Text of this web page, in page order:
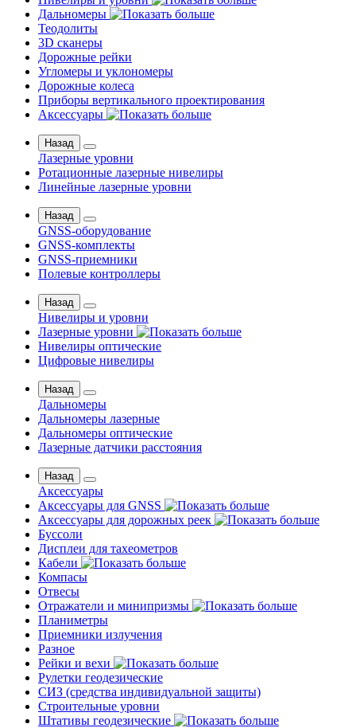
Дальномеры
Теодолиты
3D сканеры
Дорожные рейки
Угломеры и уклономеры
Дорожные колеса
Приборы вертикального проектирования
Аксессуары
Назад
Лазерные уровни
Ротационные лазерные нивелиры
Линейные лазерные уровни
Назад
GNSS-оборудование
GNSS-комплекты
GNSS-приемники
Полевые контроллеры
Назад
Нивелиры и уровни
Лазерные уровни
Нивелиры оптические
Цифровые нивелиры
Назад
Дальномеры
Дальномеры лазерные
Дальномеры оптические
Лазерные датчики расстояния
Назад
Аксессуары
Аксессуары для GNSS
Аксессуары для дорожных реек
Буссоли
Дисплеи для тахеометров
Кабели
Компасы
Отвесы
Отражатели и минипризмы
Планиметры
Приемники излучения
Разное
Рейки и вехи
Рулетки геодезические
СИЗ (средства индивидуальной защиты)
Строительные уровни
Штативы геодезические